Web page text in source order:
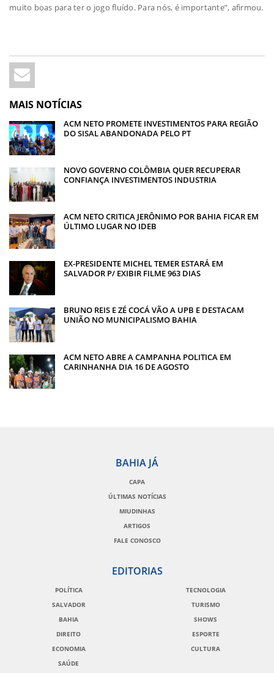
muito boas para ter o jogo fluído. Para nós, é importante”, afirmou.
MAIS NOTÍCIAS
ACM NETO PROMETE INVESTIMENTOS PARA REGIÃO
DO SISAL ABANDONADA PELO PT
NOVO GOVERNO COLÔMBIA QUER RECUPERAR
CONFIANÇA INVESTIMENTOS INDUSTRIA
ACM NETO CRITICA JERÔNIMO POR BAHIA FICAR EM
ÚLTIMO LUGAR NO IDEB
EX-PRESIDENTE MICHEL TEMER ESTARÁ EM
SALVADOR P/ EXIBIR FILME 963 DIAS
BRUNO REIS E ZÉ COCÁ VÃO A UPB E DESTACAM
UNIÃO NO MUNICIPALISMO BAHIA
ACM NETO ABRE A CAMPANHA POLITICA EM
CARINHANHA DIA 16 DE AGOSTO
BAHIA JÁ
CAPA
ÚLTIMAS NOTÍCIAS
MIUDINHAS
ARTIGOS
FALE CONOSCO
EDITORIAS
POLÍTICA
SALVADOR
BAHIA
DIREITO
ECONOMIA
SAÚDE
TECNOLOGIA
TURISMO
SHOWS
ESPORTE
CULTURA